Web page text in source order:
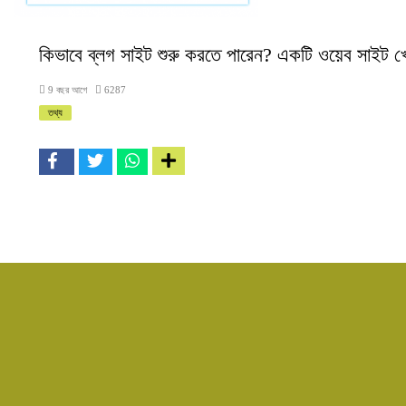
কিভাবে ব্লগ সাইট শুরু করতে পারেন? একটি ওয়েব সাইট
9 বছর আগে 6287
তথ্য